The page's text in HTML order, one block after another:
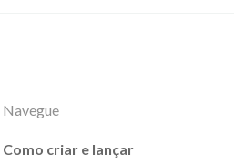
Navegue
Como criar e lançar